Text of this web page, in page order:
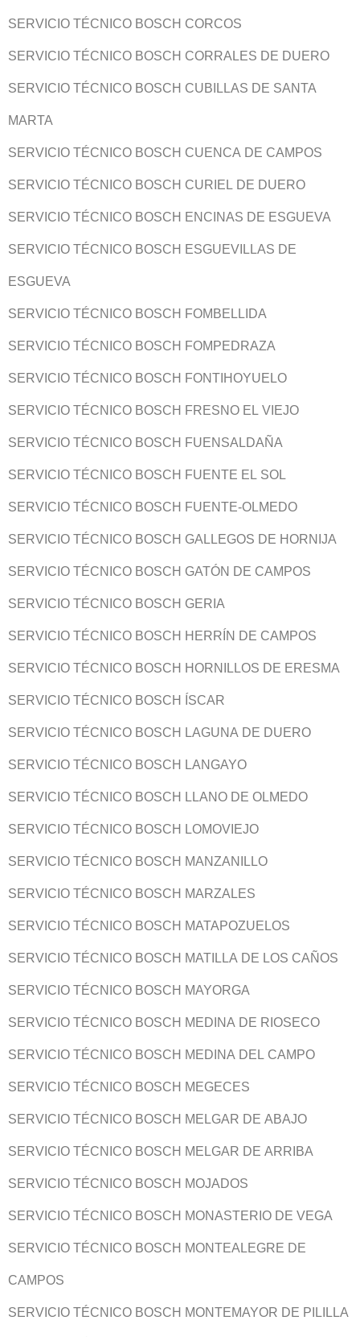
SERVICIO TÉCNICO BOSCH CORCOS
SERVICIO TÉCNICO BOSCH CORRALES DE DUERO
SERVICIO TÉCNICO BOSCH CUBILLAS DE SANTA
MARTA
SERVICIO TÉCNICO BOSCH CUENCA DE CAMPOS
SERVICIO TÉCNICO BOSCH CURIEL DE DUERO
SERVICIO TÉCNICO BOSCH ENCINAS DE ESGUEVA
SERVICIO TÉCNICO BOSCH ESGUEVILLAS DE
ESGUEVA
SERVICIO TÉCNICO BOSCH FOMBELLIDA
SERVICIO TÉCNICO BOSCH FOMPEDRAZA
SERVICIO TÉCNICO BOSCH FONTIHOYUELO
SERVICIO TÉCNICO BOSCH FRESNO EL VIEJO
SERVICIO TÉCNICO BOSCH FUENSALDAÑA
SERVICIO TÉCNICO BOSCH FUENTE EL SOL
SERVICIO TÉCNICO BOSCH FUENTE-OLMEDO
SERVICIO TÉCNICO BOSCH GALLEGOS DE HORNIJA
SERVICIO TÉCNICO BOSCH GATÓN DE CAMPOS
SERVICIO TÉCNICO BOSCH GERIA
SERVICIO TÉCNICO BOSCH HERRÍN DE CAMPOS
SERVICIO TÉCNICO BOSCH HORNILLOS DE ERESMA
SERVICIO TÉCNICO BOSCH ÍSCAR
SERVICIO TÉCNICO BOSCH LAGUNA DE DUERO
SERVICIO TÉCNICO BOSCH LANGAYO
SERVICIO TÉCNICO BOSCH LLANO DE OLMEDO
SERVICIO TÉCNICO BOSCH LOMOVIEJO
SERVICIO TÉCNICO BOSCH MANZANILLO
SERVICIO TÉCNICO BOSCH MARZALES
SERVICIO TÉCNICO BOSCH MATAPOZUELOS
SERVICIO TÉCNICO BOSCH MATILLA DE LOS CAÑOS
SERVICIO TÉCNICO BOSCH MAYORGA
SERVICIO TÉCNICO BOSCH MEDINA DE RIOSECO
SERVICIO TÉCNICO BOSCH MEDINA DEL CAMPO
SERVICIO TÉCNICO BOSCH MEGECES
SERVICIO TÉCNICO BOSCH MELGAR DE ABAJO
SERVICIO TÉCNICO BOSCH MELGAR DE ARRIBA
SERVICIO TÉCNICO BOSCH MOJADOS
SERVICIO TÉCNICO BOSCH MONASTERIO DE VEGA
SERVICIO TÉCNICO BOSCH MONTEALEGRE DE
CAMPOS
SERVICIO TÉCNICO BOSCH MONTEMAYOR DE PILILLA